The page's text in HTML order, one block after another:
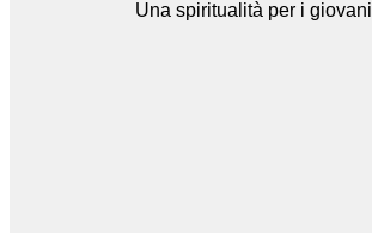
Una spiritualità per i giovani